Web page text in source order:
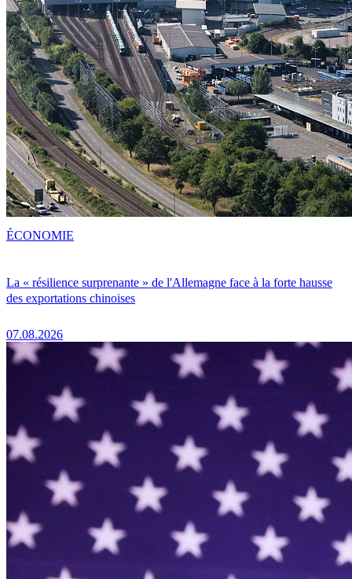
La « résilience surprenante » de l'Allemagne face à la forte hausse
des exportations chinoises
07.08.2026
ÉCONOMIE